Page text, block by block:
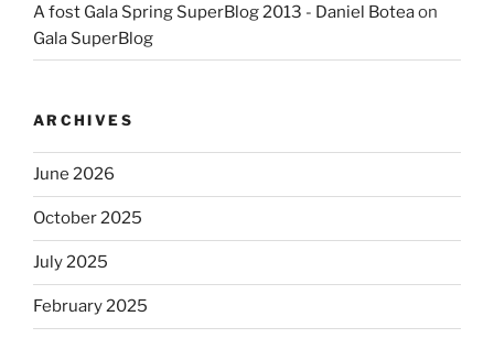
A fost Gala Spring SuperBlog 2013 - Daniel Boteaon
Gala SuperBlog
ARCHIVES
June 2026
October 2025
July 2025
February 2025